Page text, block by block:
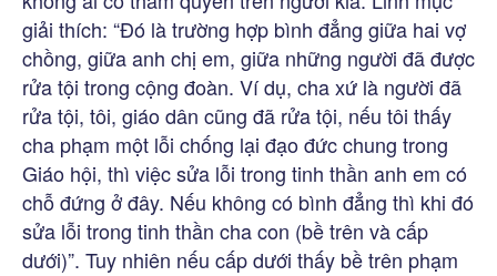
giải thích: “Đó là trường hợp bình đẳng giữa hai vợ
chồng, giữa anh chị em, giữa những người đã được
rửa tội trong cộng đoàn. Ví dụ, cha xứ là người đã
rửa tội, tôi, giáo dân cũng đã rửa tội, nếu tôi thấy
cha phạm một lỗi chống lại đạo đức chung trong
Giáo hội, thì việc sửa lỗi trong tinh thần anh em có
chỗ đứng ở đây. Nếu không có bình đẳng thì khi đó
sửa lỗi trong tinh thần cha con (bề trên và cấp
dưới)”. Tuy nhiên nếu cấp dưới thấy bề trên phạm